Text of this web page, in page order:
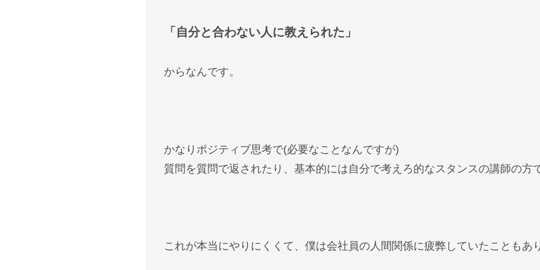
「自分と合わない人に教えられた」
からなんです。
かなりポジティブ思考で(必要なことなんですが)
質問を質問で返されたり、基本的には自分で考えろ的なスタンスの講師の方
これが本当にやりにくくて、僕は会社員の人間関係に疲弊していたこともあり